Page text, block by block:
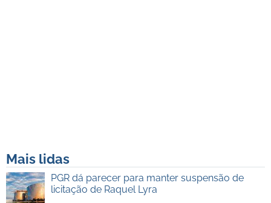
Mais lidas
PGR dá parecer para manter suspensão de
licitação de Raquel Lyra